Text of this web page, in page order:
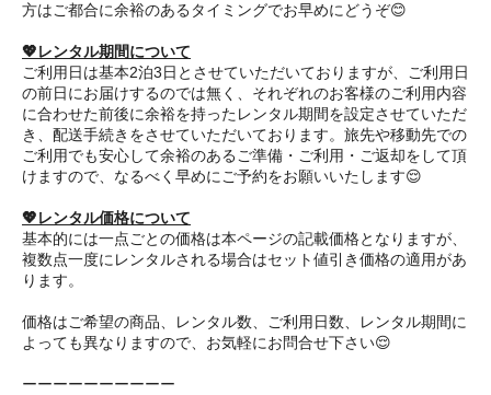
方はご都合に余裕のあるタイミングでお早めにどうぞ😊
💖レンタル期間について
ご利用日は基本2泊3日とさせていただいておりますが、ご利用日
の前日にお届けするのでは無く、それぞれのお客様のご利用内容
に合わせた前後に余裕を持ったレンタル期間を設定させていただ
き、配送手続きをさせていただいております。旅先や移動先での
ご利用でも安心して余裕のあるご準備・ご利用・ご返却をして頂
けますので、なるべく早めにご予約をお願いいたします😌
💖レンタル価格について
基本的には一点ごとの価格は本ページの記載価格となりますが、
複数点一度にレンタルされる場合はセット値引き価格の適用があ
ります。
価格はご希望の商品、レンタル数、ご利用日数、レンタル期間に
よっても異なりますので、お気軽にお問合せ下さい😌
ーーーーーーーーーー